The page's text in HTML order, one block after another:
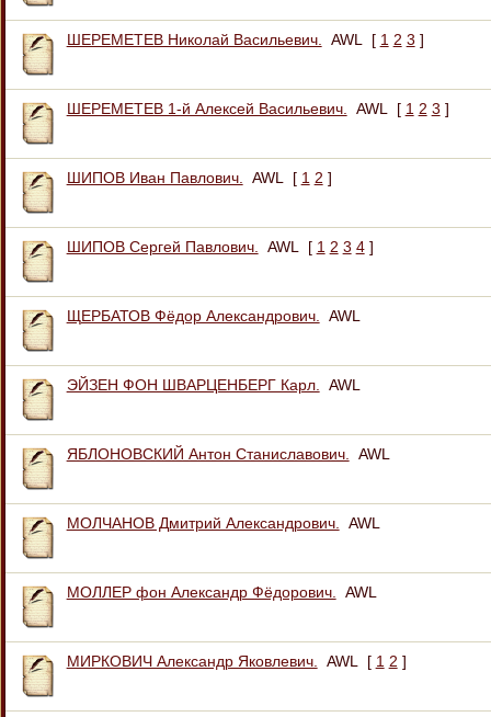
ШЕРЕМЕТЕВ Николай Васильевич. AWL [ 1 2 3 ]
ШЕРЕМЕТЕВ 1-й Алексей Васильевич. AWL [ 1 2 3 ]
ШИПОВ Иван Павлович. AWL [ 1 2 ]
ШИПОВ Сергей Павлович. AWL [ 1 2 3 4 ]
ЩЕРБАТОВ Фёдор Александрович. AWL
ЭЙЗЕН ФОН ШВАРЦЕНБЕРГ Карл. AWL
ЯБЛОНОВСКИЙ Антон Станиславович. AWL
МОЛЧАНОВ Дмитрий Александрович. AWL
МОЛЛЕР фон Александр Фёдорович. AWL
МИРКОВИЧ Александр Яковлевич. AWL [ 1 2 ]